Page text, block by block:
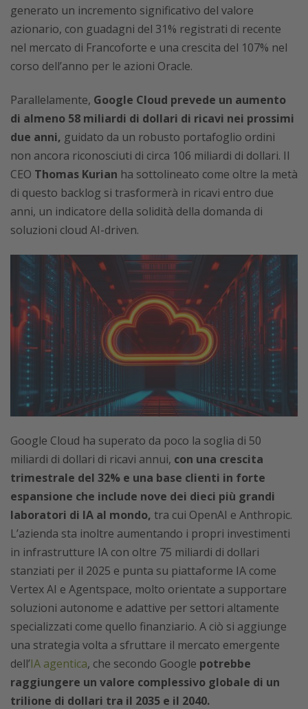
generato un incremento significativo del valore
azionario, con guadagni del 31% registrati di recente
nel mercato di Francoforte e una crescita del 107% nel
corso dell’anno per le azioni Oracle.
Parallelamente, Google Cloud prevede un aumento
di almeno 58 miliardi di dollari di ricavi nei prossimi
due anni, guidato da un robusto portafoglio ordini
non ancora riconosciuti di circa 106 miliardi di dollari. Il
CEO Thomas Kurian ha sottolineato come oltre la metà
di questo backlog si trasformerà in ricavi entro due
anni, un indicatore della solidità della domanda di
soluzioni cloud AI-driven.
Google Cloud ha superato da poco la soglia di 50
miliardi di dollari di ricavi annui, con una crescita
trimestrale del 32% e una base clienti in forte
espansione che include nove dei dieci più grandi
laboratori di IA al mondo, tra cui OpenAI e Anthropic.
L’azienda sta inoltre aumentando i propri investimenti
in infrastrutture IA con oltre 75 miliardi di dollari
stanziati per il 2025 e punta su piattaforme IA come
Vertex AI e Agentspace, molto orientate a supportare
soluzioni autonome e adattive per settori altamente
specializzati come quello finanziario. A ciò si aggiunge
una strategia volta a sfruttare il mercato emergente
dell’IA agentica, che secondo Google potrebbe
raggiungere un valore complessivo globale di un
trilione di dollari tra il 2035 e il 2040.